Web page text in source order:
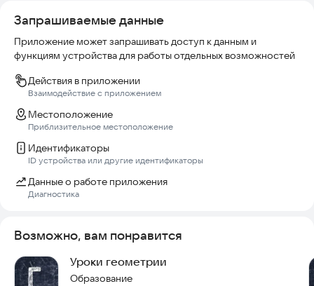
Раздел 13. Общество как совместная жизнедеятельность
людей
Раздел 14. Наша родина – Россия
Раздел 15. Личность и общество
Раздел 16. Духовная сфера
Раздел 17. Человек в системе общественных отношений
Раздел 18. Общество как сложная динамическая система
Раздел 19. Социальные отношения
Раздел 20. Правовое регулирование общественных
отношений
Запрашиваемые данные
Приложение может запрашивать доступ к данным и
функциям устройства для работы отдельных возможностей
Действия в приложении
Взаимодействие с приложением
Местоположение
Приблизительное местоположение
Идентификаторы
ID устройства или другие идентификаторы
Данные о работе приложения
Диагностика
Возможно, вам понравится
Уроки геометрии
Образование